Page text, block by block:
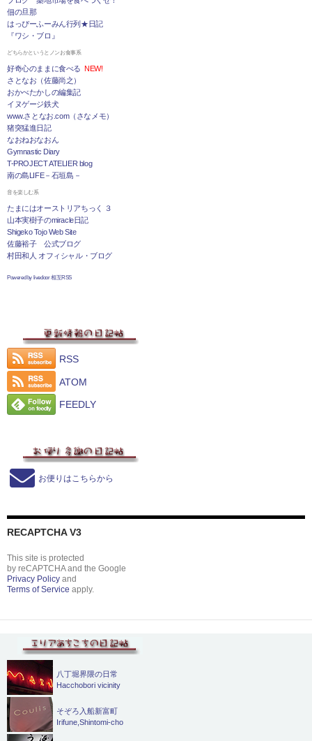
佃の旦那
はっぴーふーみん行列★日記
『ワシ・ブロ』
どちらかというとノンお食事系
好奇心のままに食べる NEW!
さとなお（佐藤尚之）
おかべたかしの編集記
イヌゲージ鉄犬
www.さとなお.com（さなメモ）
猪突猛進日記
なおねおなおん
Gymnastic Diary
T-PROJECT ATELIER blog
南の島LIFE－石垣島－
音を楽しむ系
たまにはオーストリアちっく ３
山本実樹子のmiracle日記
Shigeko Tojo Web Site
佐藤裕子 公式ブログ
村田和人 オフィシャル・ブログ
Powered by livedoor 相互RSS
RSS
ATOM
FEEDLY
お便りはこちらから
RECAPTCHA V3
This site is protected
by reCAPTCHA and the Google
Privacy Policy and
Terms of Service apply.
八丁堀界隈の日常
Hacchobori vicinity
そぞろ入船新富町
Irifune,Shintomi-cho